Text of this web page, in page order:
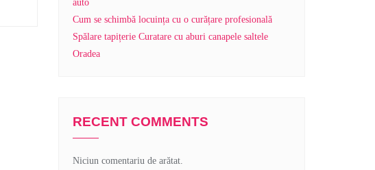
auto
Cum se schimbă locuința cu o curățare profesională
Spălare tapițerie Curatare cu aburi canapele saltele
Oradea
RECENT COMMENTS
Niciun comentariu de arătat.